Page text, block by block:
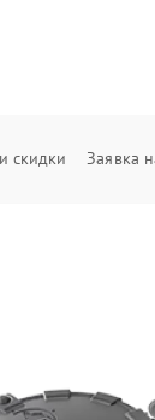
скидки Заявка